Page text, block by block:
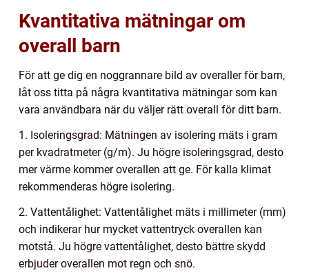
Kvantitativa mätningar om
overall barn
För att ge dig en noggrannare bild av overaller för barn,
låt oss titta på några kvantitativa mätningar som kan
vara användbara när du väljer rätt overall för ditt barn.
1. Isoleringsgrad: Mätningen av isolering mäts i gram
per kvadratmeter (g/m). Ju högre isoleringsgrad, desto
mer värme kommer overallen att ge. För kalla klimat
rekommenderas högre isolering.
2. Vattentålighet: Vattentålighet mäts i millimeter (mm)
och indikerar hur mycket vattentryck overallen kan
motstå. Ju högre vattentålighet, desto bättre skydd
erbjuder overallen mot regn och snö.